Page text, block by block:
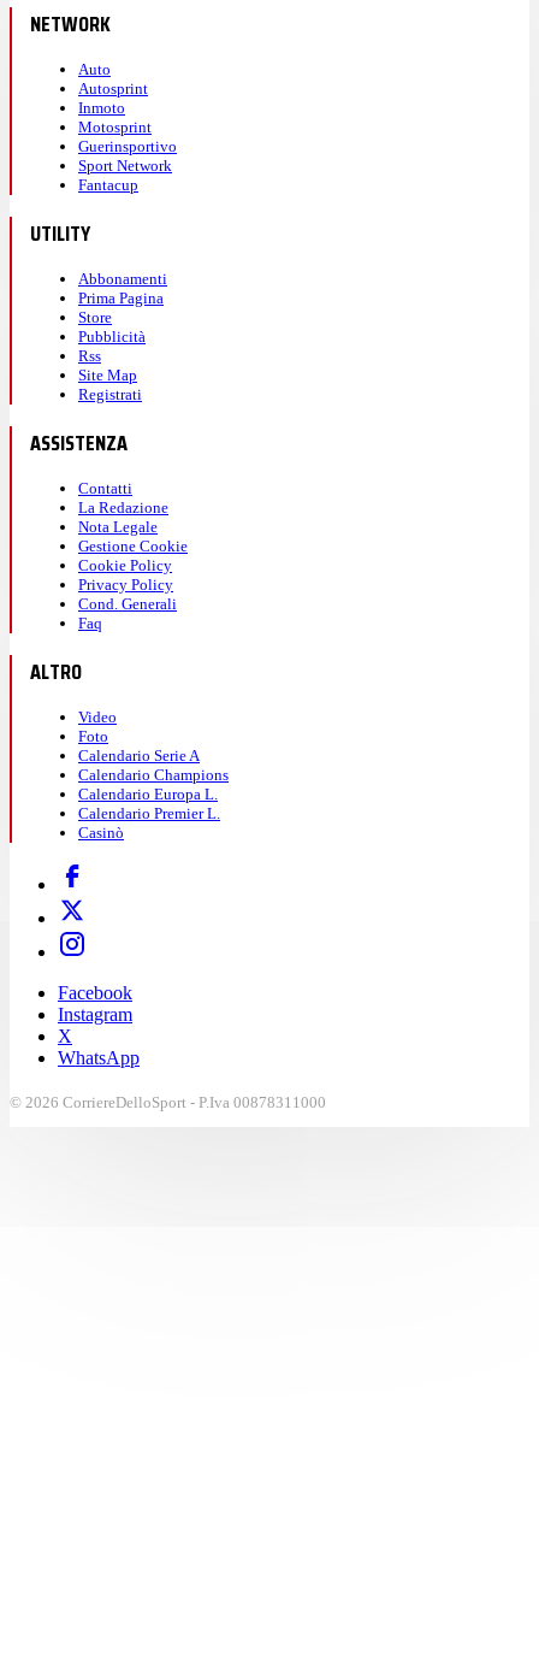
NETWORK
Auto
Autosprint
Inmoto
Motosprint
Guerinsportivo
Sport Network
Fantacup
UTILITY
Abbonamenti
Prima Pagina
Store
Pubblicità
Rss
Site Map
Registrati
ASSISTENZA
Contatti
La Redazione
Nota Legale
Gestione Cookie
Cookie Policy
Privacy Policy
Cond. Generali
Faq
ALTRO
Video
Foto
Calendario Serie A
Calendario Champions
Calendario Europa L.
Calendario Premier L.
Casinò
Facebook
Instagram
X
WhatsApp
© 2026 CorriereDelloSport - P.Iva 00878311000